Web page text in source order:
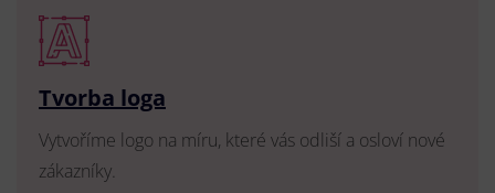
Tvorba loga
Vytvoříme logo na míru, které vás odliší a osloví nové
zákazníky.